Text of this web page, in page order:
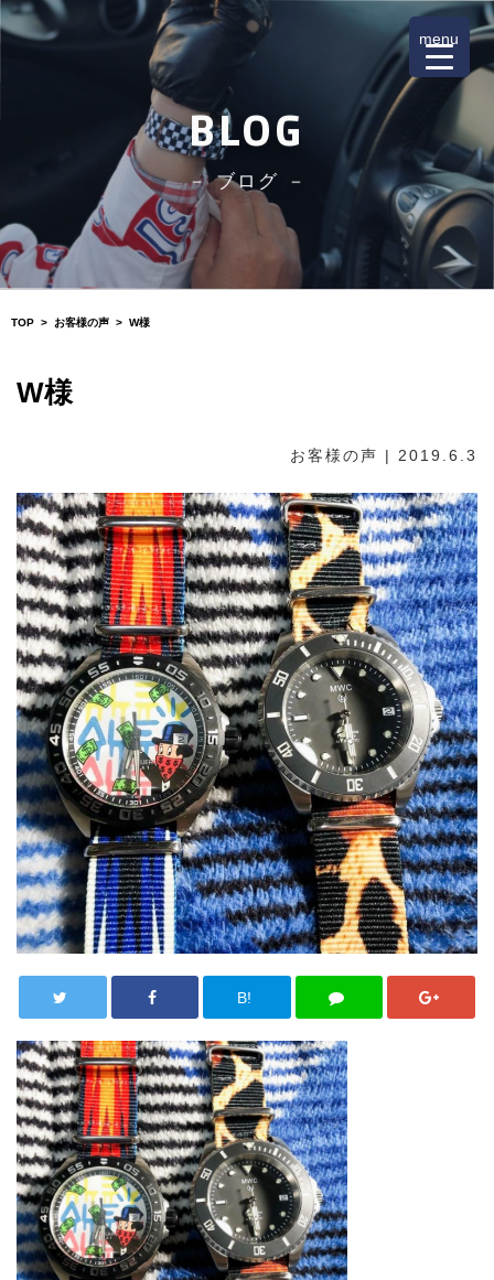
BLOG
－ ブログ －
TOP > お客様の声 > W様
W様
お客様の声 | 2019.6.3
B!
menu